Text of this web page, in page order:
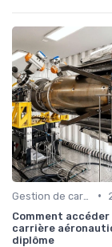
•
Comment accéder
carrière
diplôme